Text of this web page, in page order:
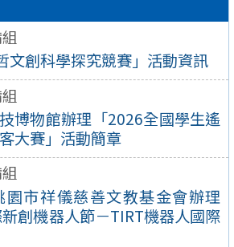
文創科學探究競賽」活動資訊
博物館辦理「2026全國學生遙
大賽」活動簡章
園市祥儀慈善文教基金會辦理
新創機器人節－TIRT機器人國際